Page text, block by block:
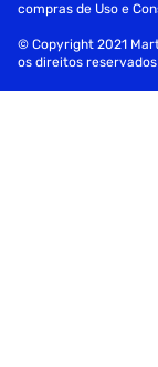
compras de Uso e
© Copyright 2021
os direitos reservados